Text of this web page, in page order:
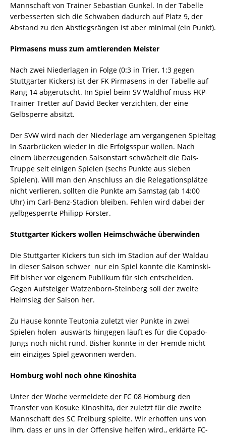
Mannschaft von Trainer Sebastian Gunkel. In der Tabelle
verbesserten sich die Schwaben dadurch auf Platz 9, der
Abstand zu den Abstiegsrängen ist aber minimal (ein Punkt).
Pirmasens muss zum amtierenden Meister
Nach zwei Niederlagen in Folge (0:3 in Trier, 1:3 gegen
Stuttgarter Kickers) ist der FK Pirmasens in der Tabelle auf
Rang 14 abgerutscht. Im Spiel beim SV Waldhof muss FKP-
Trainer Tretter auf David Becker verzichten, der eine
Gelbsperre absitzt.
Der SVW wird nach der Niederlage am vergangenen Spieltag
in Saarbrücken wieder in die Erfolgsspur wollen. Nach
einem überzeugenden Saisonstart schwächelt die Dais-
Truppe seit einigen Spielen (sechs Punkte aus sieben
Spielen). Will man den Anschluss an die Relegationsplätze
nicht verlieren, sollten die Punkte am Samstag (ab 14:00
Uhr) im Carl-Benz-Stadion bleiben. Fehlen wird dabei der
gelbgesperrte Philipp Förster.
Stuttgarter Kickers wollen Heimschwäche überwinden
Die Stuttgarter Kickers tun sich im Stadion auf der Waldau
in dieser Saison schwer  nur ein Spiel konnte die Kaminski-
Elf bisher vor eigenem Publikum für sich entscheiden.
Gegen Aufsteiger Watzenborn-Steinberg soll der zweite
Heimsieg der Saison her.
Zu Hause konnte Teutonia zuletzt vier Punkte in zwei
Spielen holen  auswärts hingegen läuft es für die Copado-
Jungs noch nicht rund. Bisher konnte in der Fremde nicht
ein einziges Spiel gewonnen werden.
Homburg wohl noch ohne Kinoshita
Unter der Woche vermeldete der FC 08 Homburg den
Transfer von Kosuke Kinoshita, der zuletzt für die zweite
Mannschaft des SC Freiburg spielte. Wir erhoffen uns von
ihm, dass er uns in der Offensive helfen wird., erklärte FC-